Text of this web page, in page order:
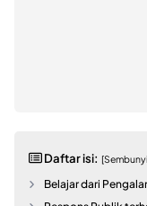
Daftar isi:
Belajar dari